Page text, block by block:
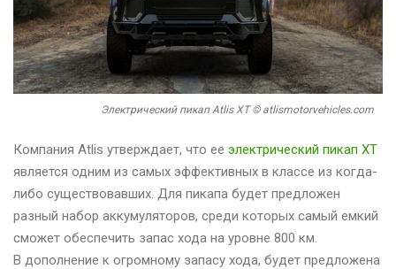
Электрический пикап Atlis XT © atlismotorvehicles.com
Компания Atlis утверждает, что ее электрический пикап XT
является одним из самых эффективных в классе из когда-
либо существовавших. Для пикапа будет предложен
разный набор аккумуляторов, среди которых самый емкий
сможет обеспечить запас хода на уровне 800 км.
В дополнение к огромному запасу хода, будет предложена